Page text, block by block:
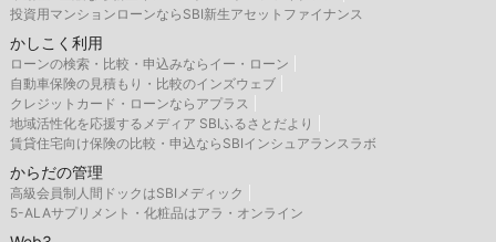
投資用マンションローンならSBI新生アセットファイナンス
かしこく利用
ローンの検索・比較・申込みならイー・ローン
自動車保険の見積もり・比較のインズウェブ
クレジットカード・ローンならアプラス
地域活性化を応援するメディア SBIふるさとだより
賃貸住宅向け保険の比較・申込ならSBIインシュアランスラボ
からだの管理
高級会員制人間ドックはSBIメディック
5-ALAサプリメント・化粧品はアラ・オンライン